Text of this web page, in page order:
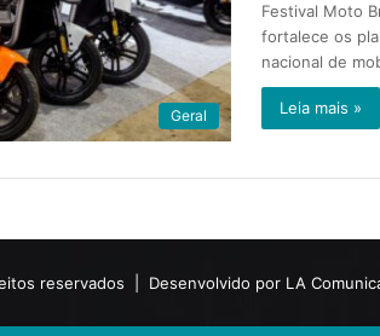
Geral
Festival Moto
fortalece os
nacional de
Leia mais »
reservados | Desenvolvido por LA